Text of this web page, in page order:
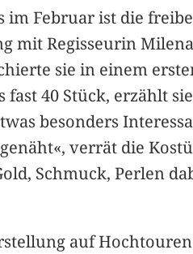
im Februar ist die
mit Regisseurin
sie in einem
40 Stück, erzählt
besonders
verrät die
Schmuck, Perlen
auf